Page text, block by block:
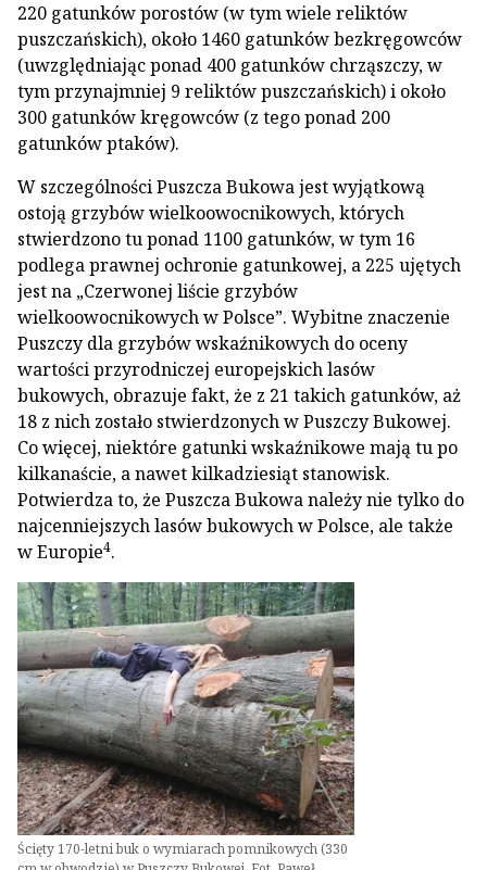
220 gatunków porostów (w tym wiele reliktów
puszczańskich), około 1460 gatunków bezkręgowców
(uwzględniając ponad 400 gatunków chrząszczy, w
tym przynajmniej 9 reliktów puszczańskich) i około
300 gatunków kręgowców (z tego ponad 200
gatunków ptaków).
W szczególności Puszcza Bukowa jest wyjątkową
ostoją grzybów wielkoowocnikowych, których
stwierdzono tu ponad 1100 gatunków, w tym 16
podlega prawnej ochronie gatunkowej, a 225 ujętych
jest na „Czerwonej liście grzybów
wielkoowocnikowych w Polsce”. Wybitne znaczenie
Puszczy dla grzybów wskaźnikowych do oceny
wartości przyrodniczej europejskich lasów
bukowych, obrazuje fakt, że z 21 takich gatunków, aż
18 z nich zostało stwierdzonych w Puszczy Bukowej.
Co więcej, niektóre gatunki wskaźnikowe mają tu po
kilkanaście, a nawet kilkadziesiąt stanowisk.
Potwierdza to, że Puszcza Bukowa należy nie tylko do
najcenniejszych lasów bukowych w Polsce, ale także
w Europie4.
Ścięty 170-letni buk o wymiarach pomnikowych (330